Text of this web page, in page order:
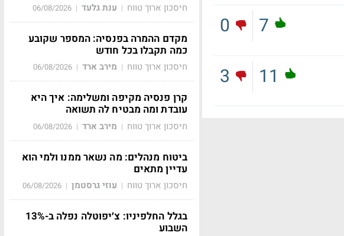
7
0
11
3
חיסכון ארוך טווח | ענת גלעד |
06/08/2026
מקדם ההמרה בפנסיה: המספר שקובע
כמה תקבלו בכל חודש
חיסכון ארוך טווח | מירב ארד |
06/08/2026
קרן פנסיה מקיפה ומשלימה: איך היא
עובדת ומה מבטיח לה תשואה
חיסכון ארוך טווח | מירב ארד |
06/08/2026
ביטוח מנהלים: מה נשאר ממנו ולמי הוא
עדיין מתאים
חיסכון ארוך טווח | עוזי גרסטמן |
06/08/2026
בגלל החלפיניו: צ׳יפוטלה נפלה ב-13%
השבוע